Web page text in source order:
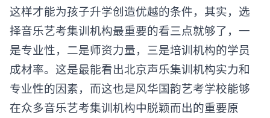
这样才能为孩子升学创造优越的条件，其实，选
择音乐艺考集训机构最重要的看三点就够了，一
是专业性，二是师资力量，三是培训机构的学员
成材率。这是最能看出北京声乐集训机构实力和
专业性的因素，而这也是风华国韵艺考学校能够
在众多音乐艺考集训机构中脱颖而出的重要原